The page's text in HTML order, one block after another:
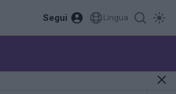
Segui Lingua